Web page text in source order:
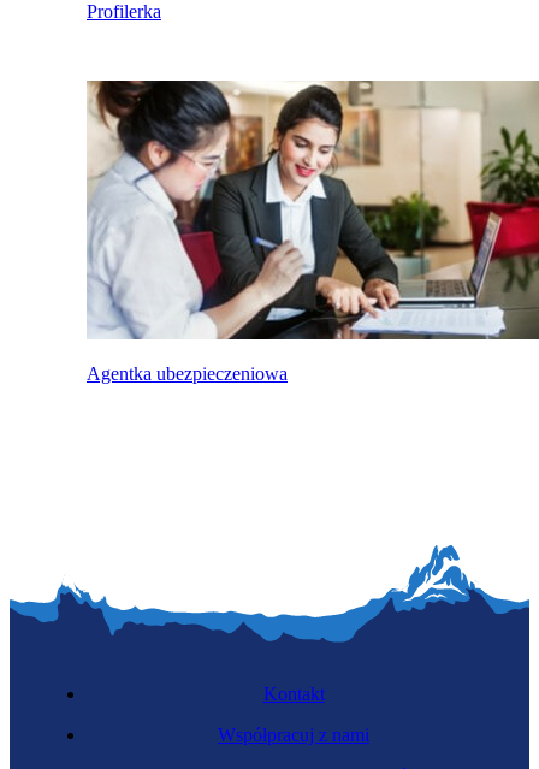
Profilerka
Agentka ubezpieczeniowa
Kontakt
Współpracuj z nami